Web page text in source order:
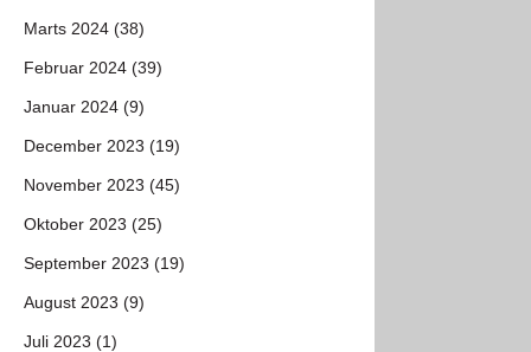
Marts 2024 (38)
Februar 2024 (39)
Januar 2024 (9)
December 2023 (19)
November 2023 (45)
Oktober 2023 (25)
September 2023 (19)
August 2023 (9)
Juli 2023 (1)